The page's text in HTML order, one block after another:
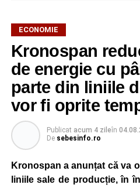
ECONOMIE
Kronospan
de energie cu
parte din liniile
vor fi oprite
Publicat acum 4 zileîn
De sebesinfo.ro
Kronospan a anunțat că va
liniile sale de producție, în